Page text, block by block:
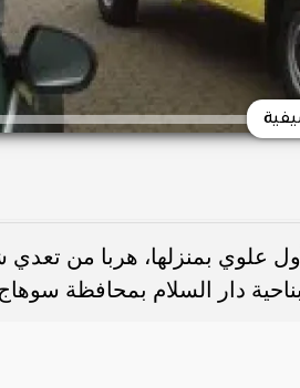
علوي بمنزلها، هربا من
دار السلام بمحافظة